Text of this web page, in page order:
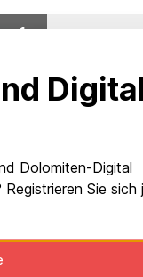
Dolomiten-Digital
Sie sich